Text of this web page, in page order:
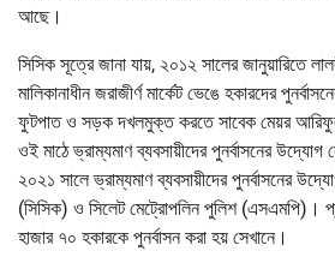
আছে।
সিসিক সূত্রে জানা যায়, ২০১২ সালের জানুয়ারিতে
মালিকানাধীন জরাজীর্ণ মার্কেট ভেঙে হকারদের
ফুটপাত ও সড়ক দখলমুক্ত করতে সাবেক মেয়র
ওই মাঠে ভ্রাম্যমাণ ব্যবসায়ীদের পুনর্বাসনের উদ্যোগ
২০২১ সালে ভ্রাম্যমাণ ব্যবসায়ীদের পুনর্বাসনের
(সিসিক) ও সিলেট মেট্রোপলিন পুলিশ (এসএমপি)।
হাজার ৭০ হকারকে পুনর্বাসন করা হয় সেখানে।